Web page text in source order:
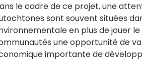
le cadre de ce projet, une
sont souvent situées
en plus de jouer
une opportunité de
importante de